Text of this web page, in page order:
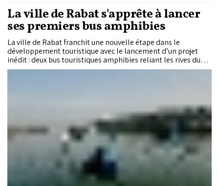
La ville de Rabat s'apprête à lancer
ses premiers bus amphibies
La ville de Rabat franchit une nouvelle étape dans le
développement touristique avec le lancement d’un projet
inédit : deux bus touristiques amphibies reliant les rives du
fleuve Bouregreg. Doté d’un investissement de plus de 2,3